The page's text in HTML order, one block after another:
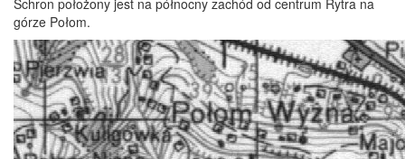
Schron położony jest na północny zachód od centrum Rytra na
górze Połom.